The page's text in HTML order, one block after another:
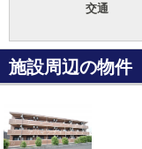
交通
施設周辺の物件